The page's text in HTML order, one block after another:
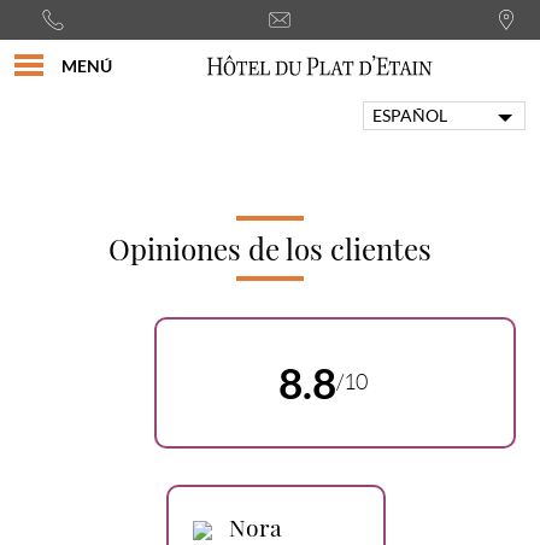
MENÚ
ESPAÑOL
ITALIANO
Opiniones de los clientes
8.8/10
Nora